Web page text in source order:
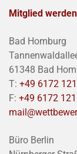
Mitglied
Bad Homburg
61348 Bad
T: +49 6172
F: +49 6172
Büro Berlin